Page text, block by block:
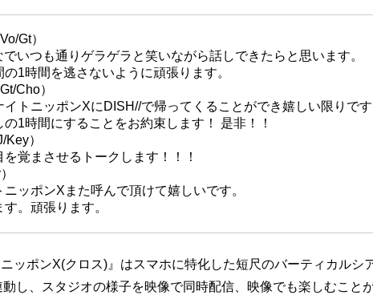
Gt）
でいつも通りゲラゲラと笑いながら話しできたらと思います。
1時間を逃さないように頑張ります。
Cho）
イトニッポンXにDISH//で帰ってくることができ嬉しい限りです
1時間にすることをお約束します！ 是非！！
）
覚まさせるトークします！！！
ニッポンXまた呼んで頂けて嬉しいです。
。頑張ります。
ニッポンX(クロス)』はスマホに特化した短尺のバーティカルシ
動し、スタジオの様子を映像で同時配信、映像でも楽しむこと